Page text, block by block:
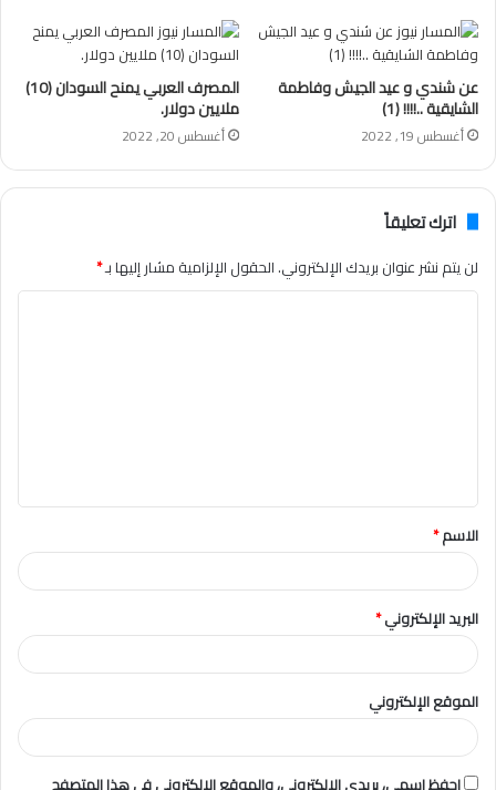
عن شندي و عيد الجيش وفاطمة
الشايقية ..!!!! (1)
أغسطس 19, 2022
المصرف العربي يمنح السودان (10)
ملايين دولار.
أغسطس 20, 2022
اترك تعليقاً
لن يتم نشر عنوان بريدك الإلكتروني.الحقول الإلزامية مشار إليها بـ*
ق
*
الاسم*
البريد الإلكتروني*
الموقع الإلكتروني
احفظ اسمي، بريدي الإلكتروني، والموقع الإلكتروني في هذا المتصفح